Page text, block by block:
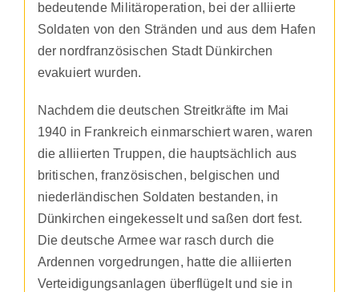
bedeutende Militäroperation, bei der alliierte
Soldaten von den Stränden und aus dem Hafen
der nordfranzösischen Stadt Dünkirchen
evakuiert wurden.
Nachdem die deutschen Streitkräfte im Mai
1940 in Frankreich einmarschiert waren, waren
die alliierten Truppen, die hauptsächlich aus
britischen, französischen, belgischen und
niederländischen Soldaten bestanden, in
Dünkirchen eingekesselt und saßen dort fest.
Die deutsche Armee war rasch durch die
Ardennen vorgedrungen, hatte die alliierten
Verteidigungsanlagen überflügelt und sie in